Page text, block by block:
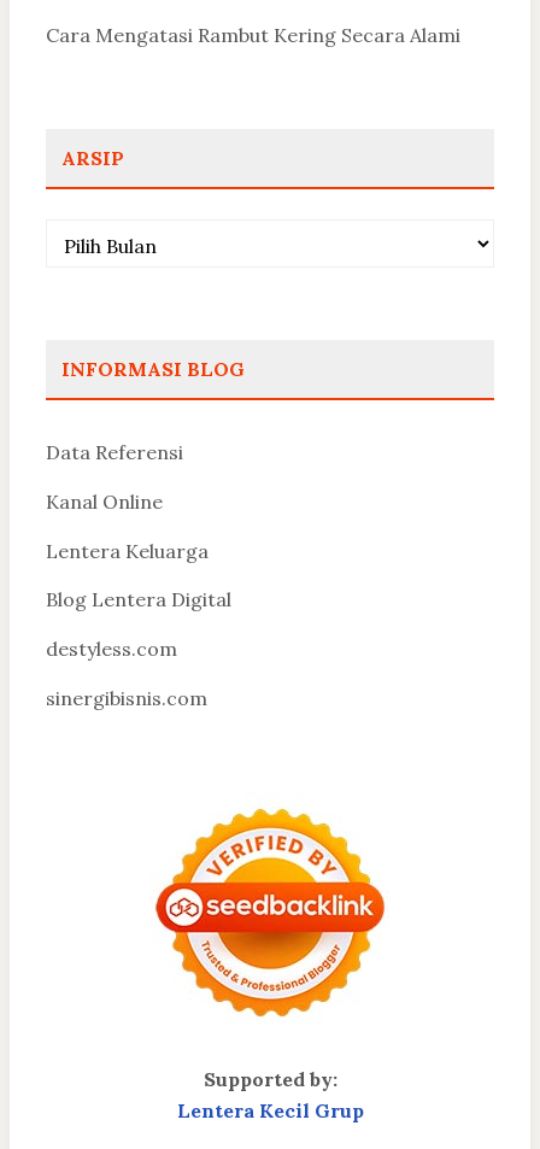
Cara Mengatasi Rambut Kering Secara Alami
ARSIP
Arsip
INFORMASI BLOG
Data Referensi
Kanal Online
Lentera Keluarga
Blog Lentera Digital
destyless.com
sinergibisnis.com
Supported by:
Lentera Kecil Grup